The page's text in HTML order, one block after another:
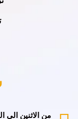
من الاثنين الى